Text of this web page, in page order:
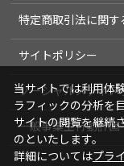
特定商取引法に関す
サイトポリシー
ソーシャルメディア
一般事業主行動計画
当サイトでは利用体
ラフィックの分析を
サイトの閲覧を継続
のといたします。
詳細についてはプラ